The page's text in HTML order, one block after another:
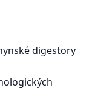
digestory